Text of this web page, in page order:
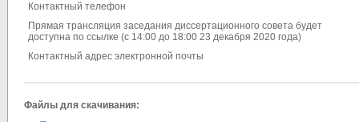
Контактный телефон
Прямая трансляция заседания диссертационного совета будет
доступна по ссылке (с 14:00 до 18:00 23 декабря 2020 года)
Контактный адрес электронной почты
Файлы для скачивания: